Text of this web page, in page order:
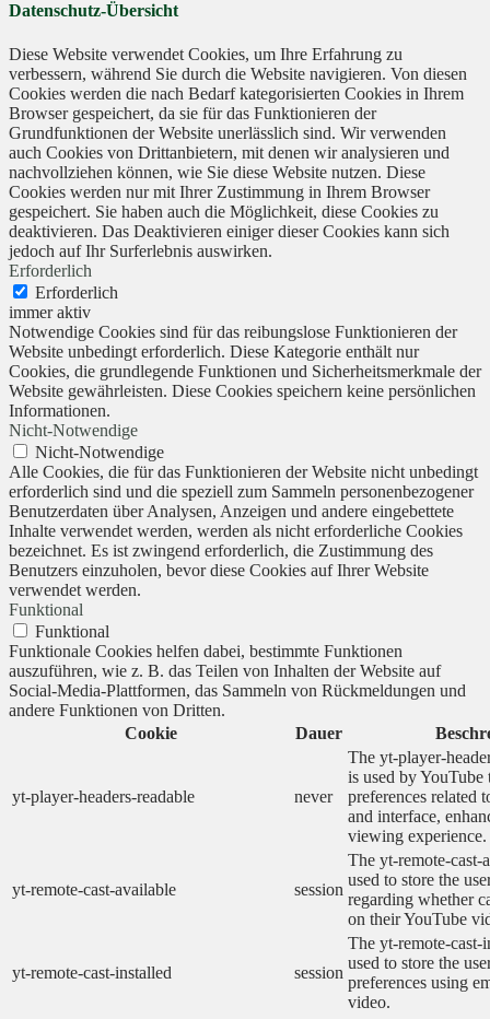
Datenschutz-Übersicht
Diese Website verwendet Cookies, um Ihre Erfahrung zu
verbessern, während Sie durch die Website navigieren. Von diesen
Cookies werden die nach Bedarf kategorisierten Cookies in Ihrem
Browser gespeichert, da sie für das Funktionieren der
Grundfunktionen der Website unerlässlich sind. Wir verwenden
auch Cookies von Drittanbietern, mit denen wir analysieren und
nachvollziehen können, wie Sie diese Website nutzen. Diese
Cookies werden nur mit Ihrer Zustimmung in Ihrem Browser
gespeichert. Sie haben auch die Möglichkeit, diese Cookies zu
deaktivieren. Das Deaktivieren einiger dieser Cookies kann sich
jedoch auf Ihr Surferlebnis auswirken.
Erforderlich
Erforderlich
immer aktiv
Notwendige Cookies sind für das reibungslose Funktionieren der
Website unbedingt erforderlich. Diese Kategorie enthält nur
Cookies, die grundlegende Funktionen und Sicherheitsmerkmale der
Website gewährleisten. Diese Cookies speichern keine persönlichen
Informationen.
Nicht-Notwendige
Nicht-Notwendige
Alle Cookies, die für das Funktionieren der Website nicht unbedingt
erforderlich sind und die speziell zum Sammeln personenbezogener
Benutzerdaten über Analysen, Anzeigen und andere eingebettete
Inhalte verwendet werden, werden als nicht erforderliche Cookies
bezeichnet. Es ist zwingend erforderlich, die Zustimmung des
Benutzers einzuholen, bevor diese Cookies auf Ihrer Website
verwendet werden.
Funktional
Funktional
Funktionale Cookies helfen dabei, bestimmte Funktionen
auszuführen, wie z. B. das Teilen von Inhalten der Website auf
Social-Media-Plattformen, das Sammeln von Rückmeldungen und
andere Funktionen von Dritten.
Cookie
Dauer
yt-player-headers-readable never
The yt-player-
is used by YouTube
preferences related
and interface,
viewing experience.
yt-remote-cast-available session
The yt-remote-cast-
used to store the
regarding whether
on their YouTube
yt-remote-cast-installed session
The yt-remote-cast-
used to store the
preferences using
video.